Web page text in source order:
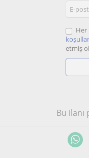
Her
etmiş
Bu